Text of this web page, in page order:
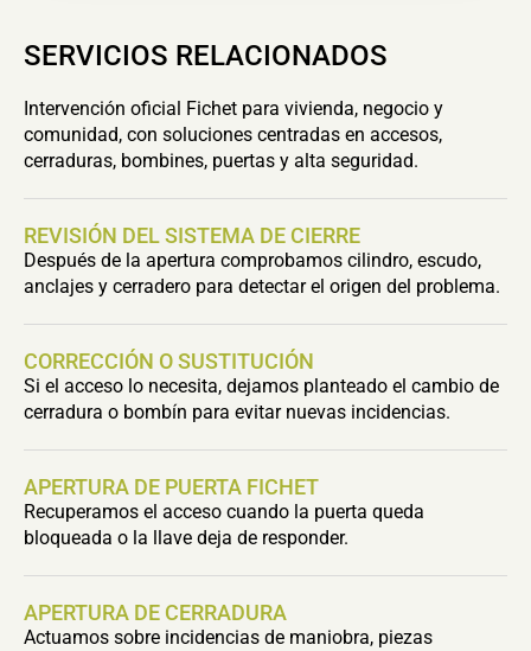
SERVICIOS RELACIONADOS
Intervención oficial Fichet para vivienda, negocio y
comunidad, con soluciones centradas en accesos,
cerraduras, bombines, puertas y alta seguridad.
REVISIÓN DEL SISTEMA DE CIERRE
Después de la apertura comprobamos cilindro, escudo,
anclajes y cerradero para detectar el origen del problema.
CORRECCIÓN O SUSTITUCIÓN
Si el acceso lo necesita, dejamos planteado el cambio de
cerradura o bombín para evitar nuevas incidencias.
APERTURA DE PUERTA FICHET
Recuperamos el acceso cuando la puerta queda
bloqueada o la llave deja de responder.
APERTURA DE CERRADURA
Actuamos sobre incidencias de maniobra, piezas